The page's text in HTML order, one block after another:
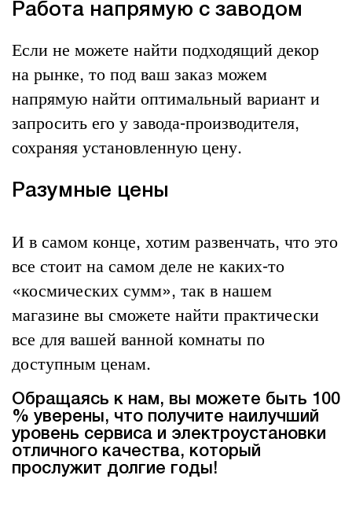
Работа напрямую с заводом
Если не можете найти подходящий декор
на рынке, то под ваш заказ можем
напрямую найти оптимальный вариант и
запросить его у завода-производителя,
сохраняя установленную цену.
Разумные цены
И в самом конце, хотим развенчать, что это
все стоит на самом деле не каких-то
«космических сумм», так в нашем
магазине вы сможете найти практически
все для вашей ванной комнаты по
доступным ценам.
Обращаясь к нам, вы можете быть 100
% уверены, что получите наилучший
уровень сервиса и электроустановки
отличного качества, который
прослужит долгие годы!